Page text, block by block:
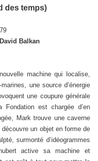
des temps)
David Balkan
machine qui localise,
une source d’énergie
une coupure générale
Fondation est chargée d’en
Mark trouve une caverne
un objet en forme de
surmonté d’idéogrammes
active sa machine et